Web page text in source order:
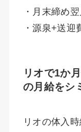
・月末締め
・源泉+送迎
リオで1か
の月給をシ
リオの体入